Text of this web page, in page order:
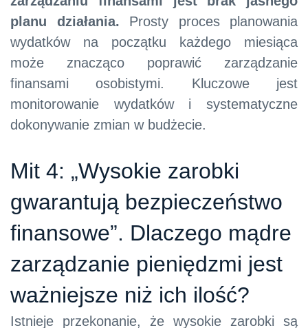
planu działania. Prosty proces planowania
wydatków na początku każdego miesiąca
może znacząco poprawić zarządzanie
finansami osobistymi. Kluczowe jest
monitorowanie wydatków i systematyczne
dokonywanie zmian w budżecie.
Mit 4: „Wysokie zarobki
gwarantują bezpieczeństwo
finansowe”. Dlaczego mądre
zarządzanie pieniędzmi jest
ważniejsze niż ich ilość?
Istnieje przekonanie, że wysokie zarobki są